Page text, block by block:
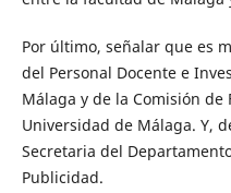
Por último, señalar que es
del Personal Docente e
Málaga y de la Comisión de
Universidad de Málaga. Y,
Secretaria del
Publicidad.